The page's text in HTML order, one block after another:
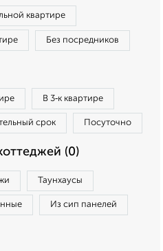
квартире
Без посредников
В 3‑к квартире
срок Посуточно
(0)
Таунхаусы
Из сип панелей